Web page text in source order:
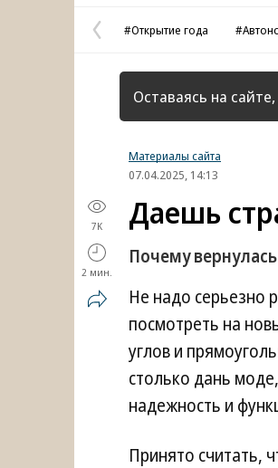
Предыдущая
страница
#Открытие года
Оставаясь на
Материалы сайта
07.04.2025, 14:13
7K
2 мин.
Даешь
Почему
Не надо серьезно
посмотреть на
углов и
столько дань
надежность и
Принято считать,